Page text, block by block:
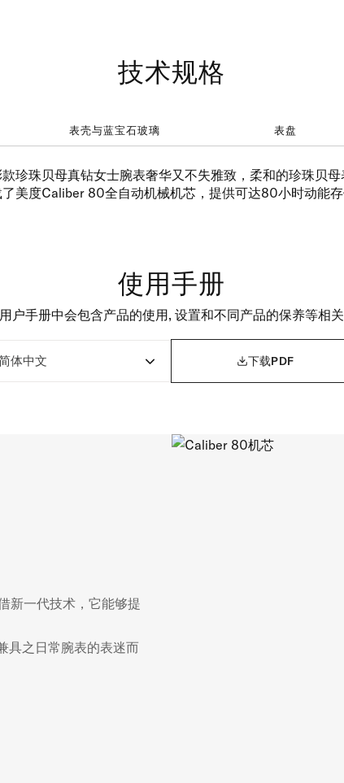
技术规格
表壳与蓝宝石玻璃 表盘
珍珠贝母真钻女士腕表奢华又不失雅致，柔和的珍珠贝
美度Caliber 80全自动机械机芯，提供可达80小时动能存
使用手册
户手册中会包含产品的使用, 设置和不同产品的保养等相
 下载PDF
新一代技术，它能够提
具之日常腕表的表迷而